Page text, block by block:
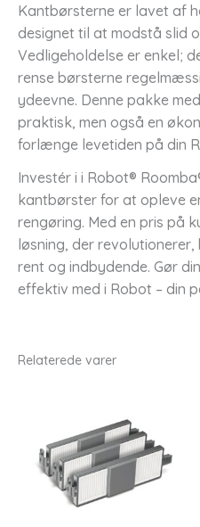
Kantbørsterne er lavet af
designet til at modstå slid
Vedligeholdelse er enkel;
rense børsterne
ydeevne. Denne pakke
praktisk, men også en
forlænge levetiden på din
Investér i i Robot®
kantbørster for at opleve
rengøring. Med en pris på
løsning, der
rent og indbydende. Gør
effektiv med i Robot – din
Relaterede varer